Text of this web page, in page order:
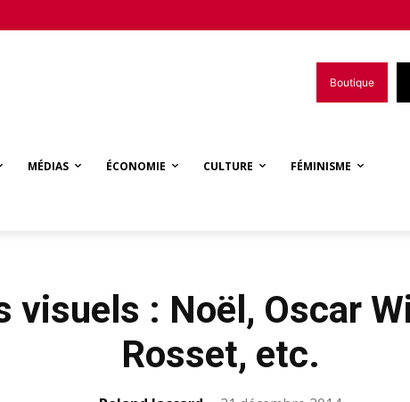
Boutique
MÉDIAS ÉCONOMIE CULTURE FÉMINISME
visuels : Noël, Oscar
Rosset, etc.